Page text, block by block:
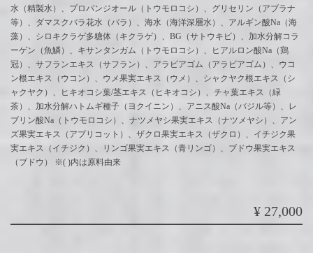
水（精製水）、プロパンジオール（トウモロコシ）、グリセリン（アブラナ
等）、ダマスクバラ花水（バラ）、海水（海洋深層水）、アルギン酸Na（海
藻）、シロキクラゲ多糖体（キクラゲ）、BG（サトウキビ）、加水分解コラ
ーゲン（魚鱗）、キサンタンガム（トウモロコシ）、ヒアルロン酸Na（鶏
冠）、サフランエキス（サフラン）、アラビアゴム（アラビアゴム）、ウコ
ン根エキス（ウコン）、ウメ果実エキス（ウメ）、シャクヤク根エキス（シ
ャクヤク）、ヒキオコシ葉/茎エキス（ヒキオコシ）、チャ葉エキス（緑
茶）、加水分解ハトムギ種子（ヨクイニン）、アニス酸Na（バジル等）、レ
ブリン酸Na（トウモロコシ）、ナツメヤシ果実エキス（ナツメヤシ）、アン
ズ果実エキス（アプリコット）、ザクロ果実エキス（ザクロ）、イチジク果
実エキス（イチジク）、リンゴ果実エキス（青リンゴ）、ブドウ果実エキス
（ブドウ） ※( )内は原料由来
¥27,000